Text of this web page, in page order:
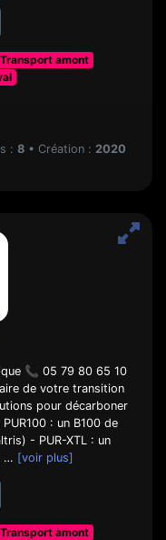
amont
: 8 • Création : 2020
📞 05 79 80 65 10
de votre transition
pour décarboner
: un B100 de
- PUR-XTL : un
… [voir plus]
amont